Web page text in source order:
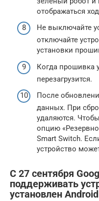
отображаться
Не выключайте
отключайте
установки
Когда прошивка
перезагрузится.
После
данных. При
удаляются.
опцию
Smart Switch.
устройство
С 27 сентября
поддерживать
установлен